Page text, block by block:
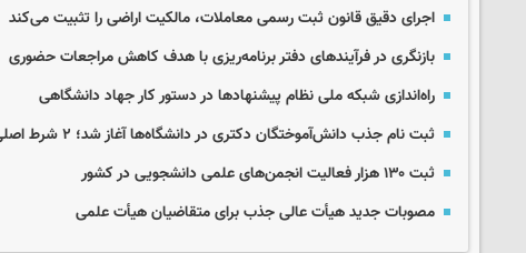
اجرای دقیق قانون ثبت رسمی معاملات، مالکیت اراضی را تثبیت می‌کند
بازنگری در فرآیندهای دفتر برنامه‌ریزی با هدف کاهش مراجعات حضوری
راه‌اندازی شبکه ملی نظام پیشنهادها در دستور کار جهاد دانشگاهی
ثبت نام جذب دانش‌آموختگان دکتری در دانشگاه‌ها آغاز شد؛ ۲ شرط اصلی جذب
ثبت ۱۳۰ هزار فعالیت انجمن‌های علمی دانشجویی در کشور
مصوبات جدید هیأت عالی جذب برای متقاضیان هیأت علمی